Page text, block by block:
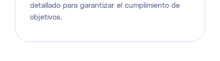
detallado para garantizar el cumplimiento de
objetivos.